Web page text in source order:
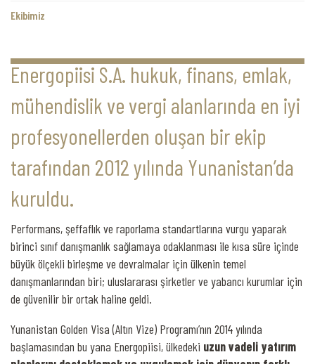
Ekibimiz
Energopiisi S.A. hukuk, finans, emlak,
mühendislik ve vergi alanlarında en iyi
profesyonellerden oluşan bir ekip
tarafından 2012 yılında Yunanistan’da
kuruldu.
Performans, şeffaflık ve raporlama standartlarına vurgu yaparak
birinci sınıf danışmanlık sağlamaya odaklanması ile kısa süre içinde
büyük ölçekli birleşme ve devralmalar için ülkenin temel
danışmanlarından biri; uluslararası şirketler ve yabancı kurumlar için
de güvenilir bir ortak haline geldi.
Yunanistan Golden Visa (Altın Vize) Programı’nın 2014 yılında
başlamasından bu yana Energopiisi, ülkedeki uzun vadeli yatırım